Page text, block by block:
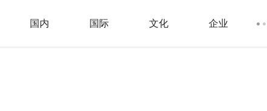
国内 国际 文化 企业